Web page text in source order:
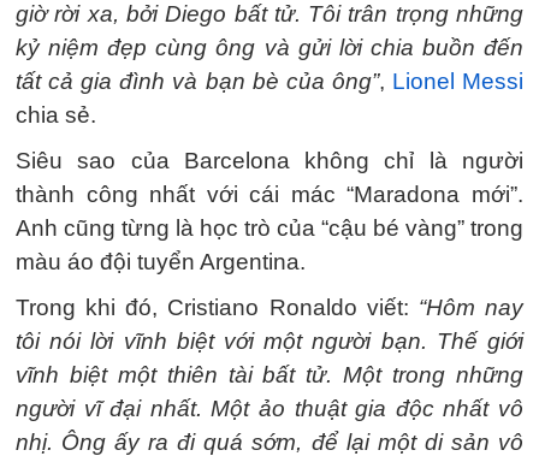
giờ rời xa, bởi Diego bất tử. Tôi trân trọng những
kỷ niệm đẹp cùng ông và gửi lời chia buồn đến
tất cả gia đình và bạn bè của ông”, Lionel Messi
chia sẻ.
Siêu sao của Barcelona không chỉ là người
thành công nhất với cái mác “Maradona mới”.
Anh cũng từng là học trò của “cậu bé vàng” trong
màu áo đội tuyển Argentina.
Trong khi đó, Cristiano Ronaldo viết: “Hôm nay
tôi nói lời vĩnh biệt với một người bạn. Thế giới
vĩnh biệt một thiên tài bất tử. Một trong những
người vĩ đại nhất. Một ảo thuật gia độc nhất vô
nhị. Ông ấy ra đi quá sớm, để lại một di sản vô